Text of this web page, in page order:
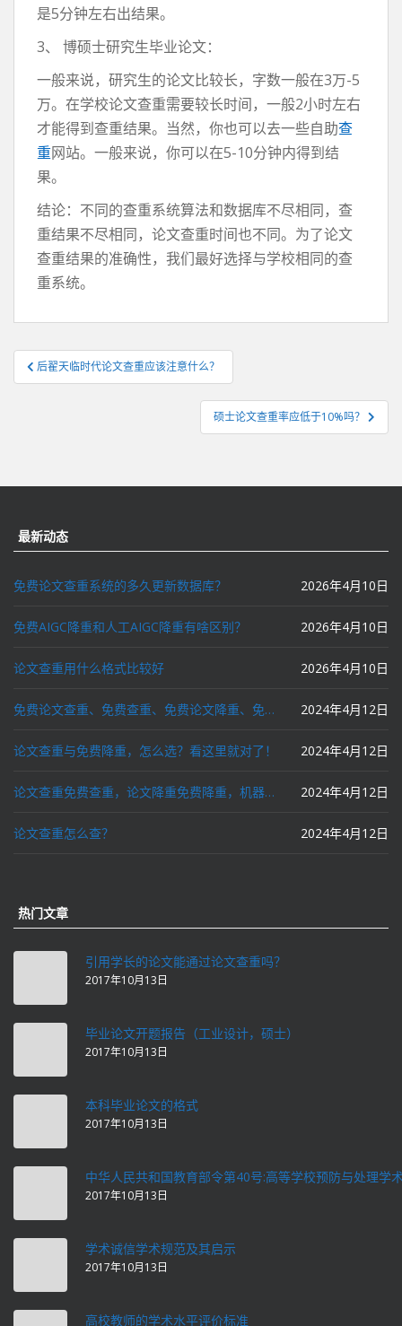
是5分钟左右出结果。
3、 博硕士研究生毕业论文：
一般来说，研究生的论文比较长，字数一般在3万-5
万。在学校论文查重需要较长时间，一般2小时左右
才能得到查重结果。当然，你也可以去一些自助查
重网站。一般来说，你可以在5-10分钟内得到结
果。
结论：不同的查重系统算法和数据库不尽相同，查
重结果不尽相同，论文查重时间也不同。为了论文
查重结果的准确性，我们最好选择与学校相同的查
重系统。
文
章
后翟天临时代论文查重应该注意什么？
硕士论文查重率应低于10%吗？
最新动态
免费论文查重系统的多久更新数据库？ 2026年4月10日
免费AIGC降重和人工AIGC降重有啥区别？ 2026年4月10日
论文查重用什么格式比较好 2026年4月10日
免费论文查重、免费查重、免费论文降重、免费降重、智能降重、一键降重、降低AIGC写作率、AI写论文，这些名词你了解吗？ 2024年4月12日
论文查重与免费降重，怎么选？看这里就对了！ 2024年4月12日
论文查重免费查重，论文降重免费降重，机器降重，人工降重，降低AIGC写作率，ai写论文，都要选论文狗和paperdog以及文思慧达！ 2024年4月12日
论文查重怎么查？ 2024年4月12日
热门文章
引用学长的论文能通过论文查重吗？
2017年10月13日
毕业论文开题报告（工业设计，硕士）
2017年10月13日
本科毕业论文的格式
2017年10月13日
中华人民共和国教育部令第40号:高等学校预防与处理学
2017年10月13日
学术诚信学术规范及其启示
2017年10月13日
高校教师的学术水平评价标准